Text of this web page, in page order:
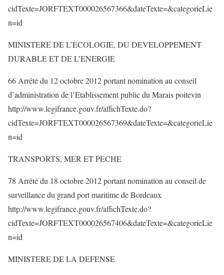
cidTexte=JORFTEXT000026567366&dateTexte=&categorieLie
n=id
MINISTERE DE L’ECOLOGIE, DU DEVELOPPEMENT
DURABLE ET DE L’ENERGIE
66 Arrêté du 12 octobre 2012 portant nomination au conseil
d’administration de l’Etablissement public du Marais poitevin
http://www.legifrance.gouv.fr/affichTexte.do?
cidTexte=JORFTEXT000026567369&dateTexte=&categorieLie
n=id
TRANSPORTS, MER ET PECHE
78 Arrêté du 18 octobre 2012 portant nomination au conseil de
surveillance du grand port maritime de Bordeaux
http://www.legifrance.gouv.fr/affichTexte.do?
cidTexte=JORFTEXT000026567406&dateTexte=&categorieLie
n=id
MINISTERE DE LA DEFENSE